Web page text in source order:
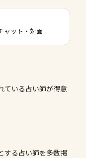
ャット・対面
ている占い師が得意
する占い師を多数掲